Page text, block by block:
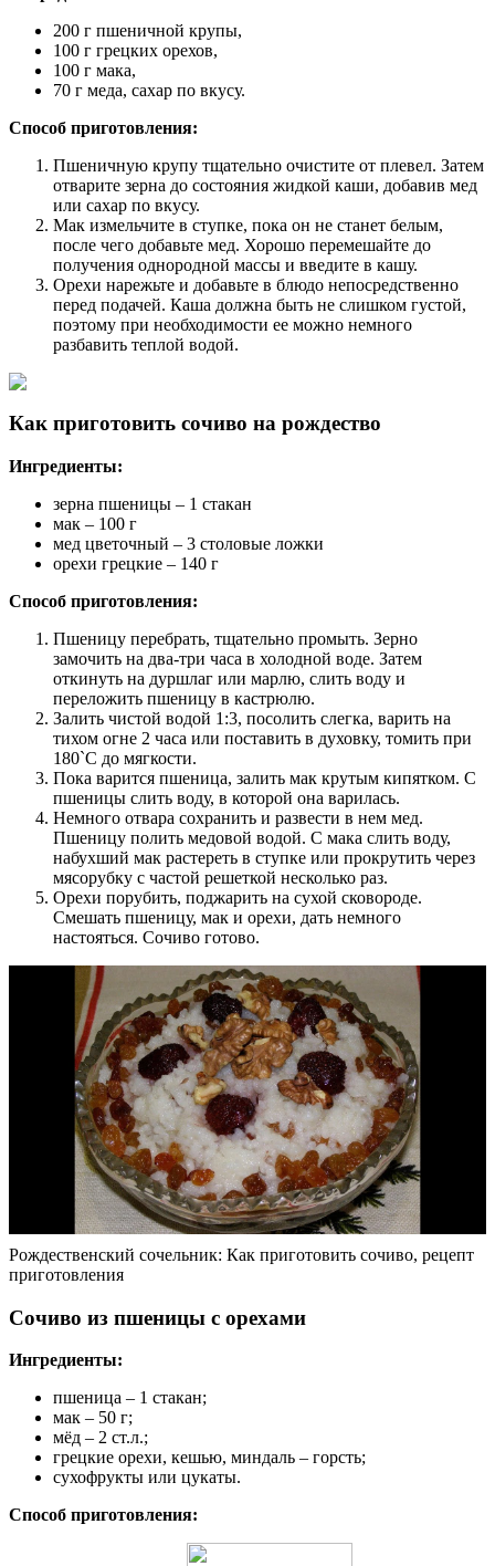
200 г пшеничной крупы,
100 г грецких орехов,
100 г мака,
70 г меда, сахар по вкусу.
Способ приготовления:
Пшеничную крупу тщательно очистите от плевел. Затем
отварите зерна до состояния жидкой каши, добавив мед
или сахар по вкусу.
Мак измельчите в ступке, пока он не станет белым,
после чего добавьте мед. Хорошо перемешайте до
получения однородной массы и введите в кашу.
Орехи нарежьте и добавьте в блюдо непосредственно
перед подачей. Каша должна быть не слишком густой,
поэтому при необходимости ее можно немного
разбавить теплой водой.
Как приготовить сочиво на рождество
Ингредиенты:
зерна пшеницы – 1 стакан
мак – 100 г
мед цветочный – 3 столовые ложки
орехи грецкие – 140 г
Способ приготовления:
Пшеницу перебрать, тщательно промыть. Зерно
замочить на два-три часа в холодной воде. Затем
откинуть на дуршлаг или марлю, слить воду и
переложить пшеницу в кастрюлю.
Залить чистой водой 1:3, посолить слегка, варить на
тихом огне 2 часа или поставить в духовку, томить при
180`С до мягкости.
Пока варится пшеница, залить мак крутым кипятком. С
пшеницы слить воду, в которой она варилась.
Немного отвара сохранить и развести в нем мед.
Пшеницу полить медовой водой. С мака слить воду,
набухший мак растереть в ступке или прокрутить через
мясорубку с частой решеткой несколько раз.
Орехи порубить, поджарить на сухой сковороде.
Смешать пшеницу, мак и орехи, дать немного
настояться. Сочиво готово.
Рождественский сочельник: Как приготовить сочиво, рецепт
приготовления
Сочиво из пшеницы с орехами
Ингредиенты:
пшеница – 1 стакан;
мак – 50 г;
мёд – 2 ст.л.;
грецкие орехи, кешью, миндаль – горсть;
сухофрукты или цукаты.
Способ приготовления: